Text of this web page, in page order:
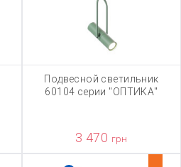
Подвесной светильник
60104 серии "ОПТИКА"
3 470 грн